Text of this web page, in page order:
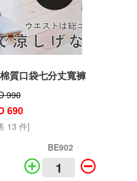
質口袋七分丈寬褲
990
690
13 件]
BE902